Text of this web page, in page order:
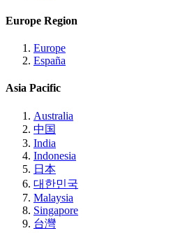
Europe Region
Europe
España
Asia Pacific
Australia
中国
India
Indonesia
日本
대한민국
Malaysia
Singapore
台灣